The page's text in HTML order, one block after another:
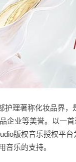
理著称化妆品界
企业等美誉。以一
版权音乐授权平
音乐的支持。